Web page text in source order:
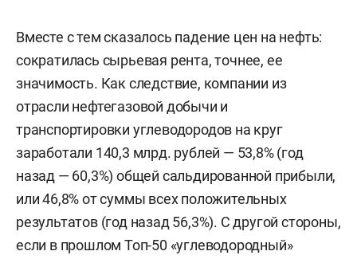
Вместе с тем сказалось падение цен на нефть:
сократилась сырьевая рента, точнее, ее
значимость. Как следствие, компании из
отрасли нефтегазовой добычи и
транспортировки углеводородов на круг
заработали 140,3 млрд. рублей — 53,8% (год
назад — 60,3%) общей сальдированной прибыли,
или 46,8% от суммы всех положительных
результатов (год назад 56,3%). С другой стороны,
если в прошлом Топ-50 «углеводородный»